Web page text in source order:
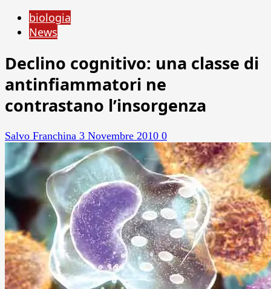
biologia
News
Declino cognitivo: una classe di
antinfiammatori ne
contrastano l’insorgenza
Salvo Franchina 3 Novembre 2010 0